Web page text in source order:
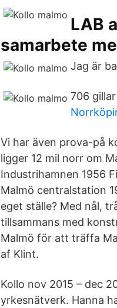
LAB
samarbete
Jag är
706
Vi har även prova-på
ligger 12 mil norr om
Industrihamnen 1956
Malmö centralstation
eget ställe? Med nål,
tillsammans med
Malmö för att träffa
af Klint.
Kollo nov 2015 – dec
yrkesnätverk. Hanna